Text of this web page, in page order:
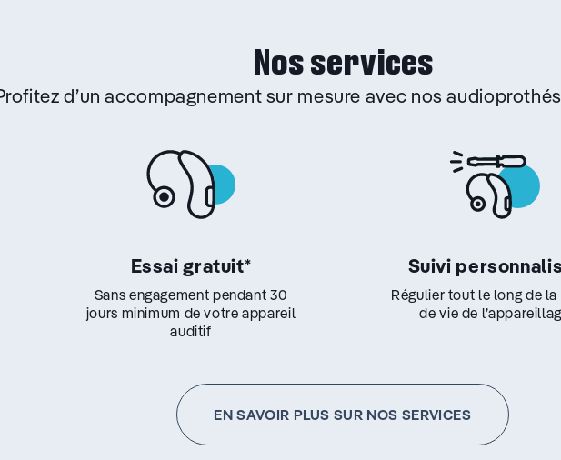
Nos services
d’un accompagnement sur mesure avec nos
Essai gratuit*
Sans engagement pendant 30
jours minimum de votre appareil
auditif
Suivi
Régulier tout le long de la
de vie de
EN SAVOIR PLUS SUR NOS SERVICES